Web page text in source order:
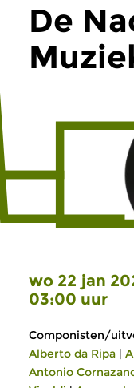
De
wo 22 jan
03:00 uur
Componisten/
Alberto da Ripa |
Antonio